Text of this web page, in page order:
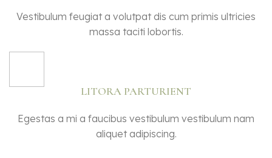
Vestibulum feugiat a volutpat dis cum primis ultricies
massa taciti lobortis.
LITORA PARTURIENT
Egestas a mi a faucibus vestibulum vestibulum nam
aliquet adipiscing.